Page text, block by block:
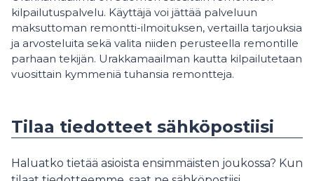
kilpailutuspalvelu. Käyttäjä voi jättää palveluun
maksuttoman remontti-ilmoituksen, vertailla tarjouksia
ja arvosteluita sekä valita niiden perusteella remontille
parhaan tekijän. Urakkamaailman kautta kilpailutetaan
vuosittain kymmeniä tuhansia remontteja.
Tilaa tiedotteet sähköpostiisi
Haluatko tietää asioista ensimmäisten joukossa? Kun